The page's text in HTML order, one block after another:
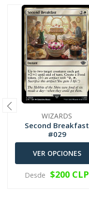
WIZARDS
Second Breakfast
#029
VER OPCIONES
Desde $200 CLP